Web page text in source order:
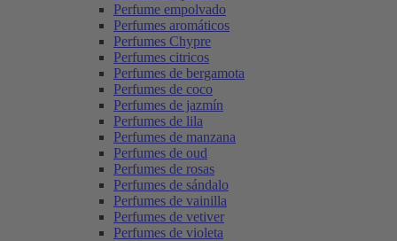
Perfume empolvado
Perfumes aromáticos
Perfumes Chypre
Perfumes citricos
Perfumes de bergamota
Perfumes de coco
Perfumes de jazmín
Perfumes de lila
Perfumes de manzana
Perfumes de oud
Perfumes de rosas
Perfumes de sándalo
Perfumes de vainilla
Perfumes de vetiver
Perfumes de violeta